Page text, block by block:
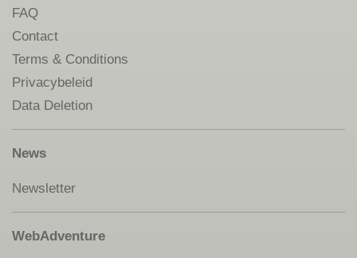
FAQ
Contact
Terms & Conditions
Privacybeleid
Data Deletion
News
Newsletter
WebAdventure